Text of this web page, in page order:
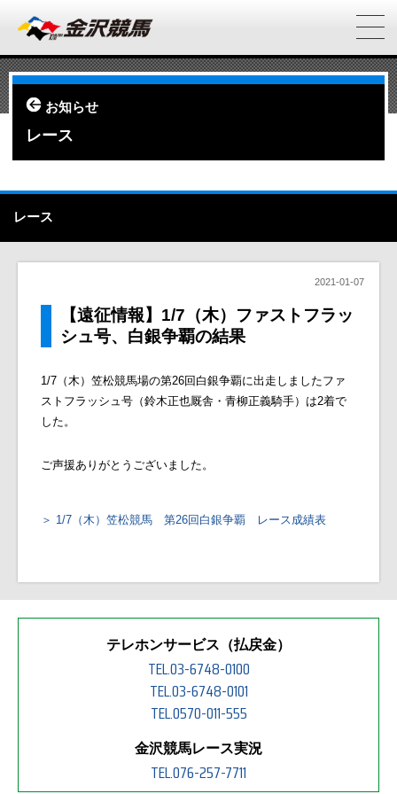
お知らせ
レース
レース
2021-01-07
【遠征情報】1/7（木）ファストフラッ
シュ号、白銀争覇の結果
1/7（木）笠松競馬場の第26回白銀争覇に出走しましたファ
ストフラッシュ号（鈴木正也厩舎・青柳正義騎手） は2着で
した。
ご声援ありがとうございました。
1/7（木）笠松競馬 第26回白銀争覇 レース成績表
テレホンサービス（払戻金）
TEL.03-6748-0100
TEL.03-6748-0101
TEL.0570-011-555
金沢競馬レース実況
TEL.076-257-7711